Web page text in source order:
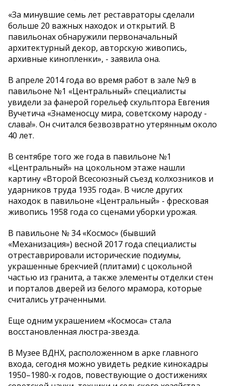
«За минувшие семь лет реставраторы сделали
больше 20 важных находок и открытий. В
павильонах обнаружили первоначальный
архитектурный декор, авторскую живопись,
архивные кинопленки», - заявила она.
В апреле 2014 года во время работ в зале №9 в
павильоне №1 «Центральный» специалисты
увидели за фанерой горельеф скульптора Евгения
Вучетича «Знаменосцу мира, советскому народу -
слава!». Он считался безвозвратно утерянным около
40 лет.
В сентябре того же года в павильоне №1
«Центральный» на цокольном этаже нашли
картину «Второй Всесоюзный съезд колхозников и
ударников труда 1935 года». В числе других
находок в павильоне «Центральный» - фресковая
живопись 1958 года со сценами уборки урожая.
В павильоне № 34 «Космос» (бывший
«Механизация») весной 2017 года специалисты
отреставрировали исторические подиумы,
украшенные брекчией (плитами) с цокольной
частью из гранита, а также элементы отделки стен
и порталов дверей из белого мрамора, которые
считались утраченными.
Еще одним украшением «Космоса» стала
восстановленная люстра-звезда.
В Музее ВДНХ, расположенном в арке главного
входа, сегодня можно увидеть редкие кинокадры
1950–1980-х годов, повествующие о достижениях